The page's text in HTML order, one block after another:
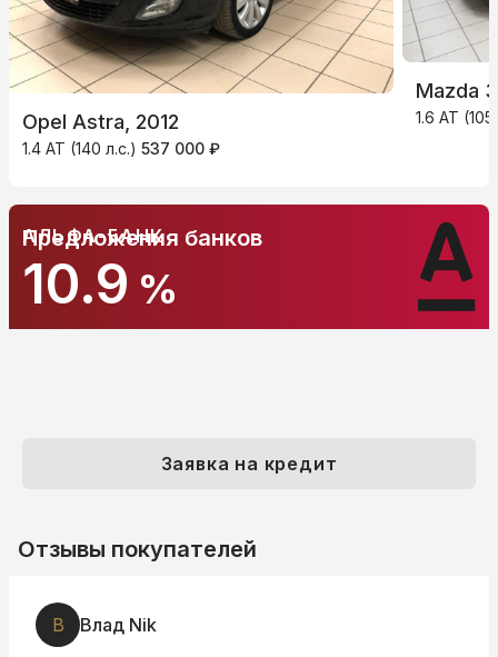
Opel Astra, 2012
1.4 AT (140 л.с.) 537 000 ₽
Mazda
1.6 AT
АЛЬФА-БАНК
10.9 %
Предложения банков
Заявка на кредит
Отзывы покупателей